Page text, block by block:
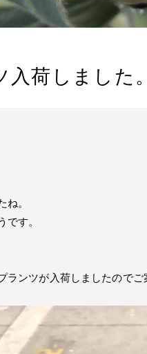
荷しました
ね。
です。
ランツが入荷しましたのでご